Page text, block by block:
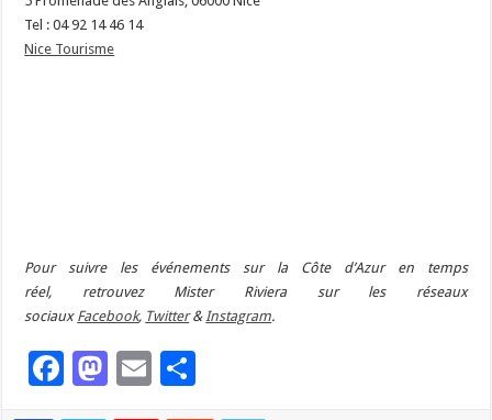
Tel : 04 92 14 46 14
Nice Tourisme
Pour suivre les événements sur la Côte d’Azur en temps
réel, retrouvez Mister Riviera sur les réseaux
sociaux Facebook, Twitter& Instagram.
Facebook
Mastodon
Email